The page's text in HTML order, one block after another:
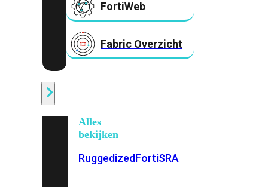
FortiWeb
Fabric Overzicht
Alles
bekijken
RuggedizedFortiSRA